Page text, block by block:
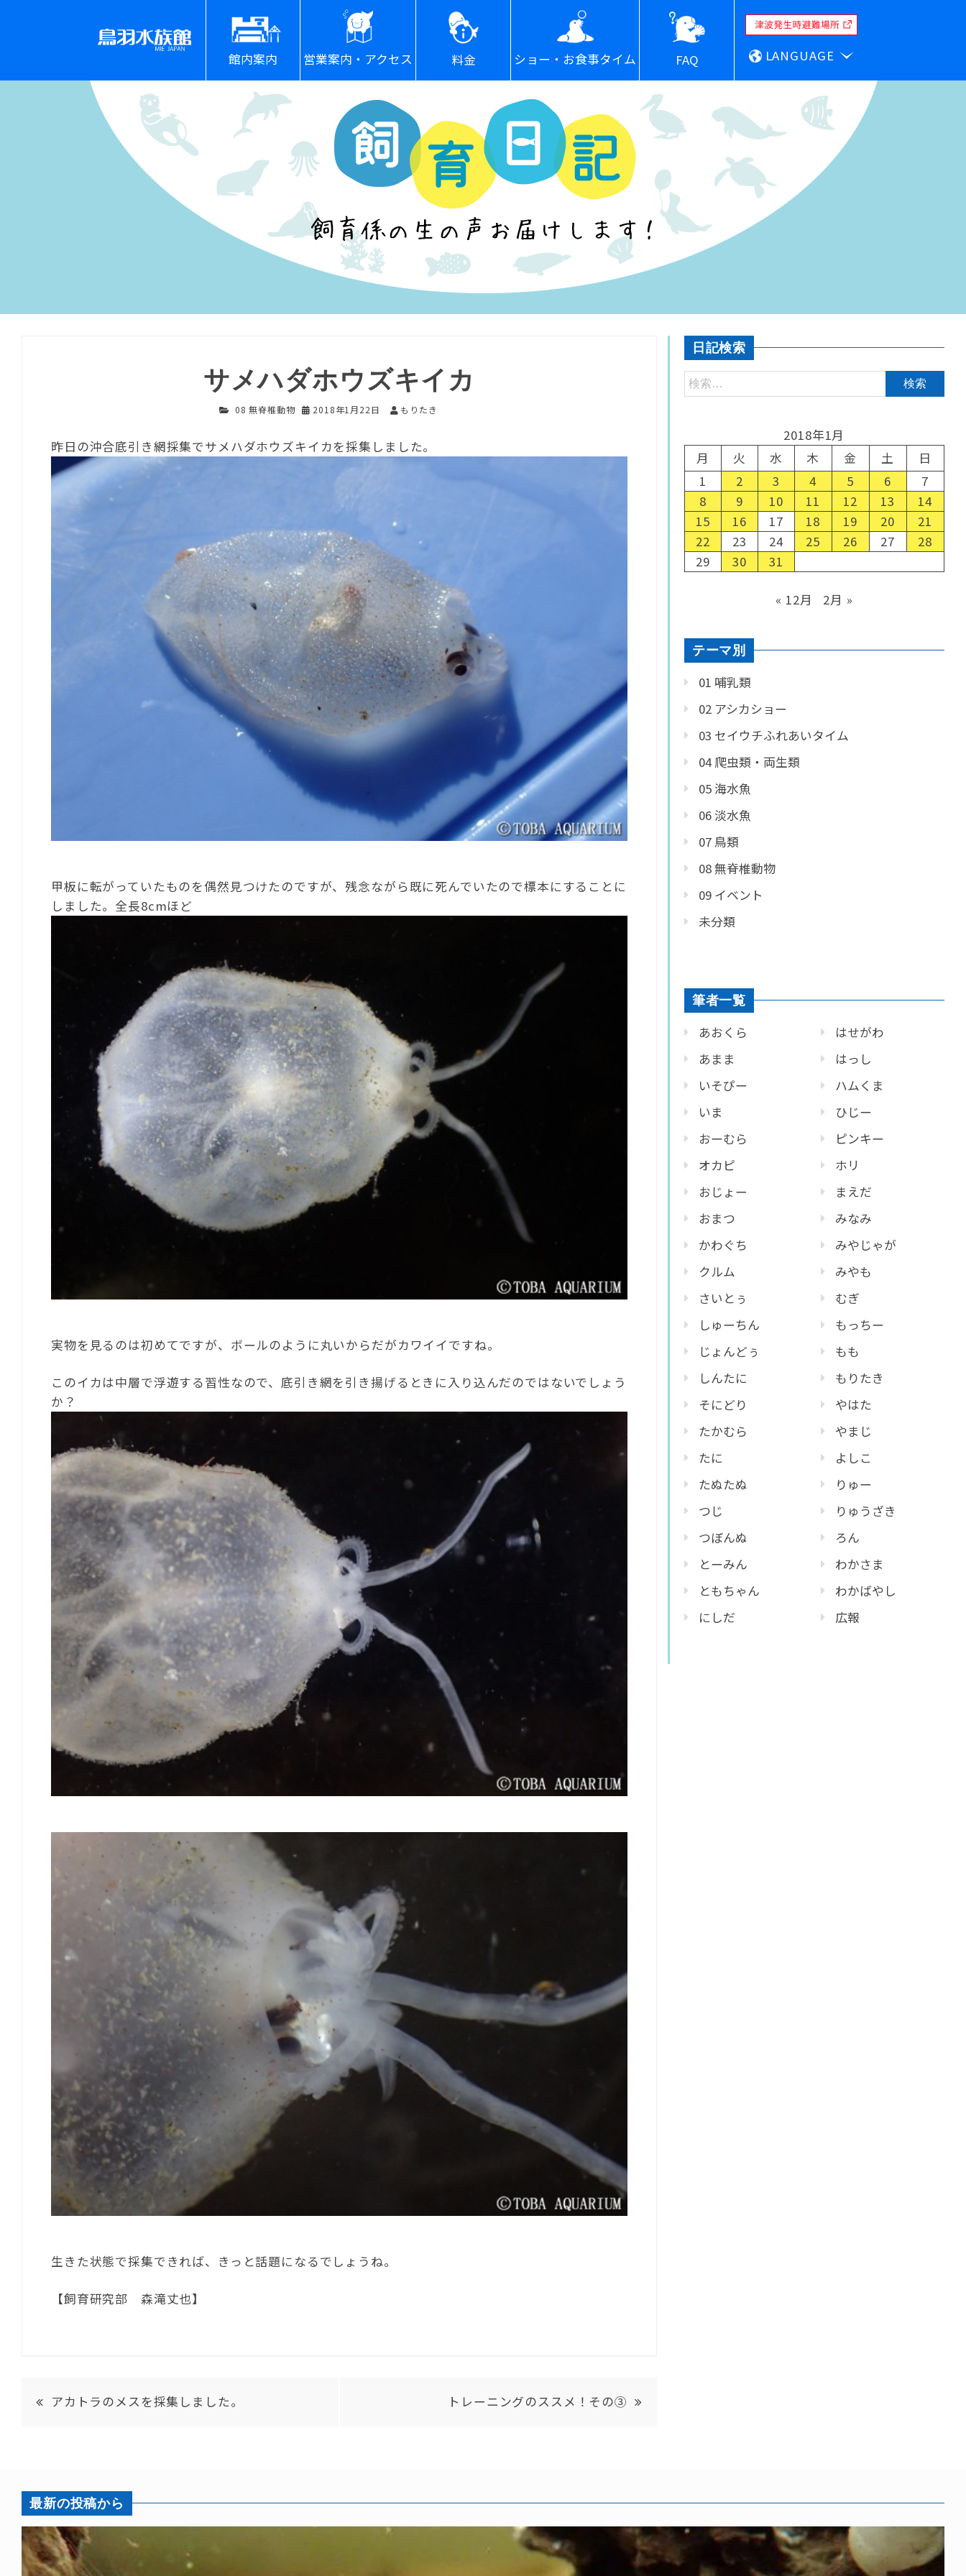
館内案内 営業案内・アクセス 料金 ショー・お食事タイム FAQ LANGUAGE
サメハダホウズキイカ
08 無脊椎動物 2018年1月22日 もりたき
昨日の沖合底引き網採集でサメハダホウズキイカを採集しました。
甲板に転がっていたものを偶然見つけたのですが、残念ながら既に死んでいたので標本にすることに
しました。全長8cmほど
実物を見るのは初めてですが、ボールのように丸いからだがカワイイですね。
このイカは中層で浮遊する習性なので、底引き網を引き揚げるときに入り込んだのではないでしょう
か？
生きた状態で採集できれば、きっと話題になるでしょうね。
【飼育研究部 森滝丈也】
アカトラのメスを採集しました。 トレーニングのススメ！その③
日記検索
2018年1月
月
火 水 木 金 土
日
1
2 3 4 5 6
7
8
9 10 11 12 13
14
15
16 17 18 19 20
21
22
23 24 25 26 27
28
29
30 31
« 12月 2月 »
テーマ別
01 哺乳類
02 アシカショー
03 セイウチふれあいタイム
04 爬虫類・両生類
05 海水魚
06 淡水魚
07 鳥類
08 無脊椎動物
09 イベント
未分類
筆者一覧
あおくら
あまま
いそぴー
いま
おーむら
オカピ
おじょー
おまつ
かわぐち
クルム
さいとぅ
しゅーちん
じょんどぅ
しんたに
そにどり
たかむら
たに
たぬたぬ
つじ
つぼんぬ
とーみん
ともちゃん
にしだ
はせがわ
はっし
ハムくま
ひじー
ピンキー
ホリ
まえだ
みなみ
みやじゃが
みやも
むぎ
もっちー
もも
もりたき
やはた
やまじ
よしこ
りゅー
りゅうざき
ろん
わかさま
わかばやし
広報
最新の投稿から